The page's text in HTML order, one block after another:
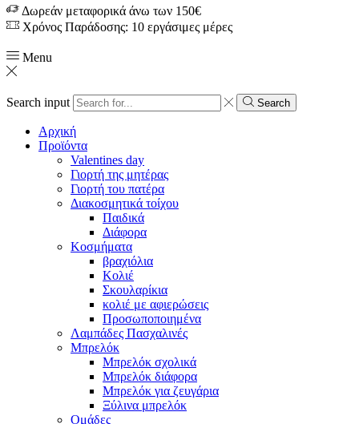
Δωρεάν μεταφορικά άνω των 150€
Χρόνος Παράδοσης: 10 εργάσιμες μέρες
Menu
Search input Search
Αρχική
Προϊόντα
Valentines day
Γιορτή της μητέρας
Γιορτή του πατέρα
Διακοσμητικά τοίχου
Παιδικά
Διάφορα
Κοσμήματα
βραχιόλια
Kολιέ
Σκουλαρίκια
κολιέ με αφιερώσεις
Προσωποποιημένα
Λαμπάδες Πασχαλινές
Μπρελόκ
Μπρελόκ σχολικά
Μπρελόκ διάφορα
Μπρελόκ για ζευγάρια
Ξύλινα μπρελόκ
Ομάδες